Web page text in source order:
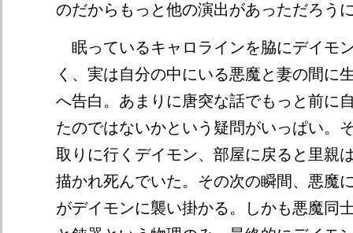
のだからもっと他の演出があっただろう
眠っているキャロラインを脇にデイモ
く、実は自分の中にいる悪魔と妻の間に
へ告白。あまりに唐突な話でもっと前に
たのではないかという疑問がいっぱい。
取りに行くデイモン、部屋に戻ると里親
描かれ死んでいた。その次の瞬間、悪魔
がデイモンに襲い掛かる。しかも悪魔同